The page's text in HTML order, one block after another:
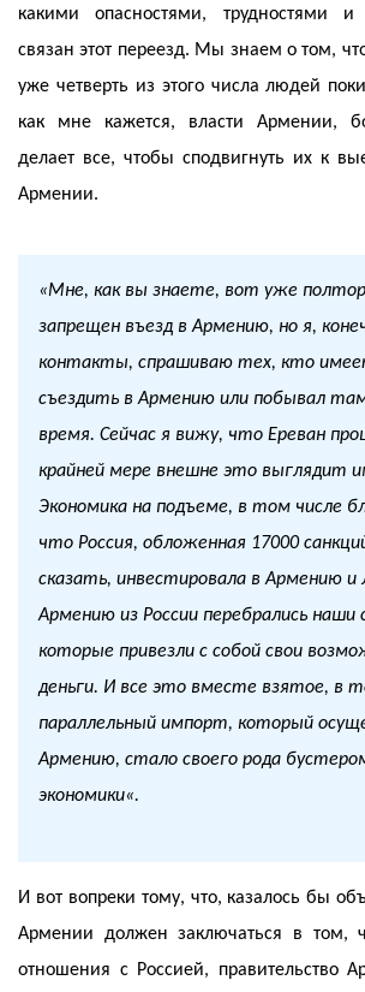
какими опасностями, трудностями
связан этот переезд. Мы знаем о том,
уже четверть из этого числа людей
как мне кажется, власти Армении,
делает все, чтобы сподвигнуть их к
Армении.
«Мне, как вы знаете, вот уже
запрещен въезд в Армению, но я,
контакты, спрашиваю тех, кто
съездить в Армению или побывал
время. Сейчас я вижу, что Ереван
крайней мере внешне это выглядит
Экономика на подъеме, в том числе
что Россия, обложенная 17000
сказать, инвестировала в Армению и
Армению из России перебрались наши
которые привезли с собой свои
деньги. И все это вместе взятое, в
параллельный импорт, который
Армению, стало своего рода
экономики«.
И вот вопреки тому, что, казалось бы
Армении должен заключаться в том,
отношения с Россией, правительство